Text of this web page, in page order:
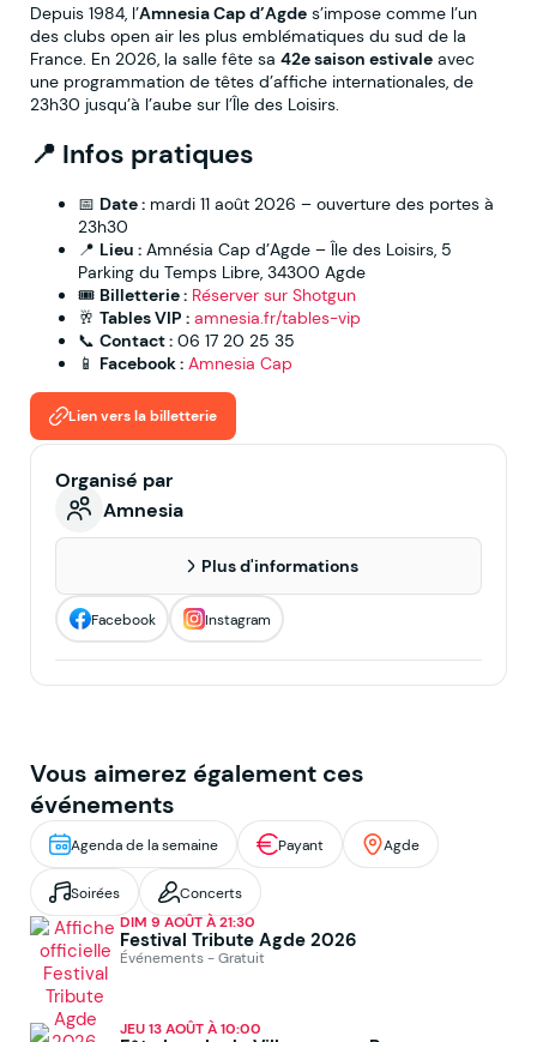
Depuis 1984, l’Amnesia Cap d’Agde s’impose comme l’un
des clubs open air les plus emblématiques du sud de la
France. En 2026, la salle fête sa 42e saison estivale avec
une programmation de têtes d’affiche internationales, de
23h30 jusqu’à l’aube sur l’Île des Loisirs.
📍 Infos pratiques
📅 Date : mardi 11 août 2026 – ouverture des portes à
23h30
📍 Lieu : Amnésia Cap d’Agde – Île des Loisirs, 5
Parking du Temps Libre, 34300 Agde
🎟 Billetterie : Réserver sur Shotgun
🥂 Tables VIP : amnesia.fr/tables-vip
📞 Contact : 06 17 20 25 35
📱 Facebook : Amnesia Cap
Lien vers la billetterie
Organisé par
Amnesia
Plus d'informations
Facebook Instagram
Vous aimerez également ces
événements
Agenda de la semaine Payant Agde
Soirées Concerts
DIM 9 AOÛT À 21:30
Festival Tribute Agde 2026
Événements - Gratuit
JEU 13 AOÛT À 10:00